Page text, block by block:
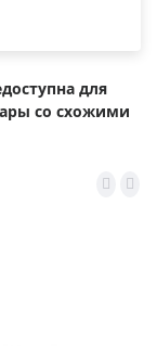
для
со схожими